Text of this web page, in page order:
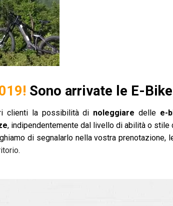
Sono arrivate le E-
clienti la possibilità di noleggiare delle e-
, indipendentemente dal livello di abilità o stile
di segnalarlo nella vostra prenotazione,
.